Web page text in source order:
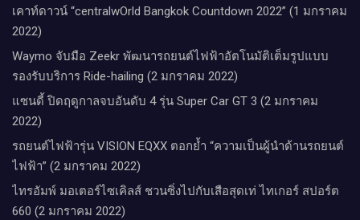
เคาท์ดาวน์​ “centralwOrld Bangkok Countdown 2022” (1 มกราคม
2022)
Waymo จับมือ Zeekr พัฒนารถยนต์ไฟฟ้าอัตโนมัติเต็มรูปแบบ
รองรับบริการ Ride-hailing (2 มกราคม 2022)
แซนดี้ ปิดฤดูกาลจบอันดับ 4 รุ่น Super Car GT 3 (2 มกราคม
2022)
รถยนต์ไฟฟ้ารุ่น VISION EQXX ตอกย้ำ “ความเป็นผู้นำด้านรถยนต์
ไฟฟ้า” (2 มกราคม 2022)
ไทรอัมพ์ มอเตอร์ไซเคิลส์ ชวนซิ่งไปกับเสือสุดเท่ ไทเกอร์ สปอร์ต
660 (2 มกราคม 2022)